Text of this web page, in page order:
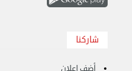
الأحد 24 سبتمبر 2023 11:10 ص
شاركنا
أضف اعلان